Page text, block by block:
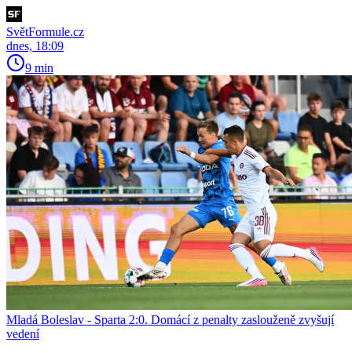
SvětFormule.cz
dnes, 18:09
9 min
Mladá Boleslav - Sparta 2:0. Domácí z penalty zaslouženě zvyšují
vedení